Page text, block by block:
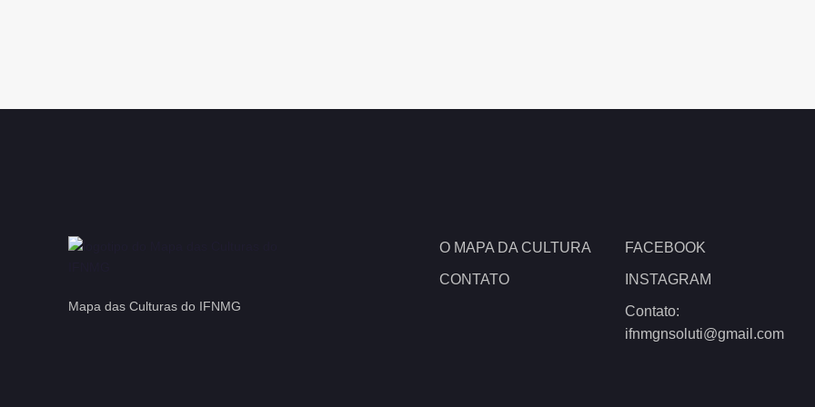
Mapa das Culturas do IFNMG
O MAPA DA CULTURA
CONTATO
FACEBOOK
INSTAGRAM
Contato:
ifnmgnsoluti@gmail.com